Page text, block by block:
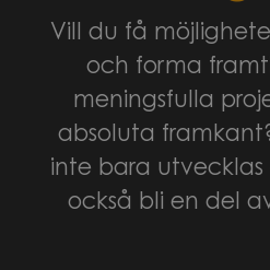
Vill du få
och forma
meningsfulla
absoluta
inte bara
också bli en del